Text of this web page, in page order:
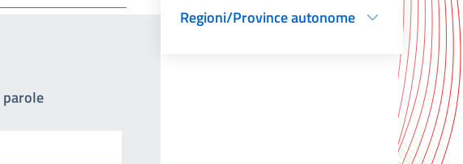
parole
Regioni/Province autonome